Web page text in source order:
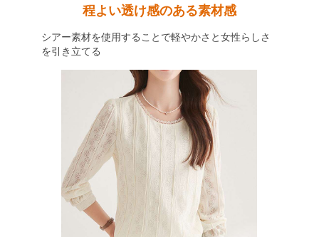
程よい透け感のある素材感
シアー素材を使用することで軽やかさと女性らしさ
を引き立てる